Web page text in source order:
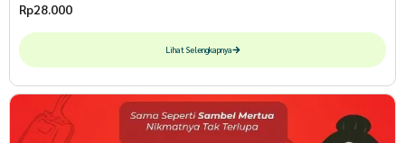
Rp28.000
Lihat Selengkapnya